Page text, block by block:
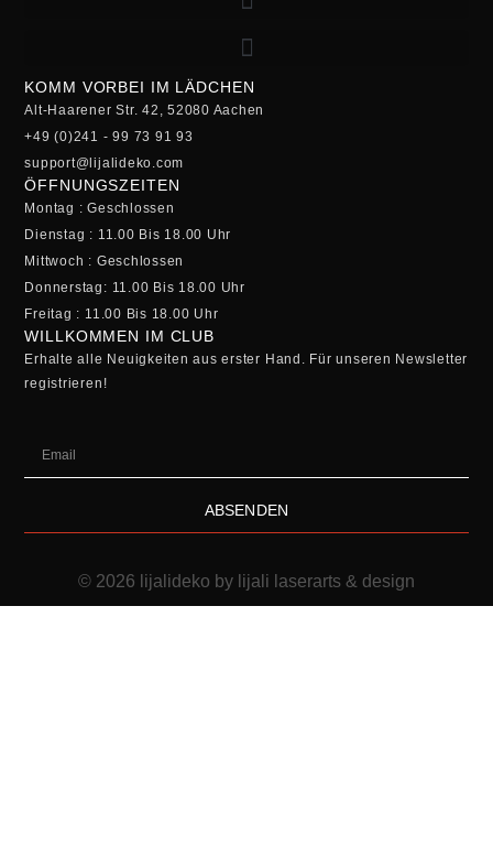
KOMM VORBEI IM LÄDCHEN
Alt-Haarener Str. 42, 52080 Aachen
+49 (0)241 - 99 73 91 93
support@lijalideko.com
ÖFFNUNGSZEITEN
Montag : Geschlossen
Dienstag : 11.00 Bis 18.00 Uhr
Mittwoch : Geschlossen
Donnerstag: 11.00 Bis 18.00 Uhr
Freitag : 11.00 Bis 18.00 Uhr
WILLKOMMEN IM CLUB
Erhalte alle Neuigkeiten aus erster Hand. Für unseren Newsletter
registrieren!
ABSENDEN
© 2026 lijalideko by lijali laserarts & design